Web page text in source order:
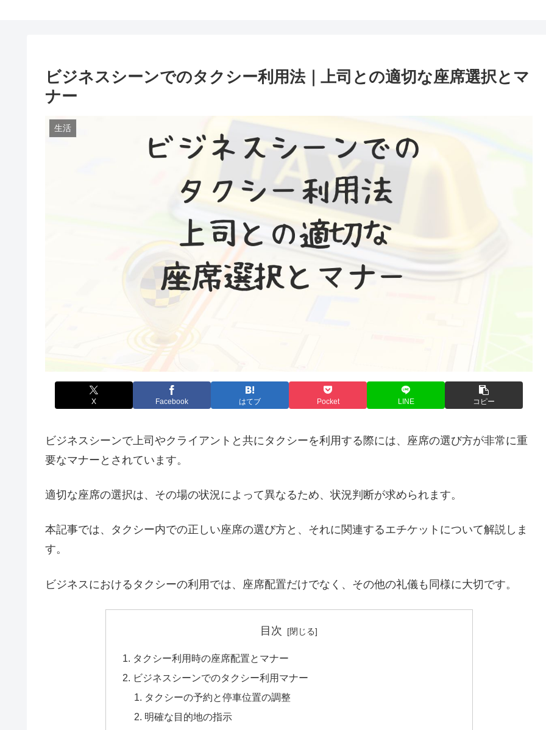
ビジネスシーンでのタクシー利用法｜上司との適切な座席選択とマ
ナー
生活
X Facebook はてブ Pocket LINE コピー
ビジネスシーンで上司やクライアントと共にタクシーを利用する際には、座席の選び方が非常に重
要なマナーとされています。
適切な座席の選択は、その場の状況によって異なるため、状況判断が求められます。
本記事では、タクシー内での正しい座席の選び方と、それに関連するエチケットについて解説しま
す。
ビジネスにおけるタクシーの利用では、座席配置だけでなく、その他の礼儀も同様に大切です。
目次
タクシー利用時の座席配置とマナー
ビジネスシーンでのタクシー利用マナー
タクシーの予約と停車位置の調整
明確な目的地の指示